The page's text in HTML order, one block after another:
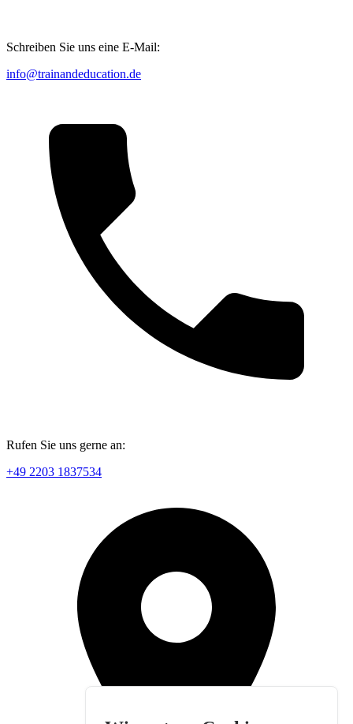
Schreiben Sie uns eine E-Mail:
info@trainandeducation.de
Rufen Sie uns gerne an:
+49 2203 1837534